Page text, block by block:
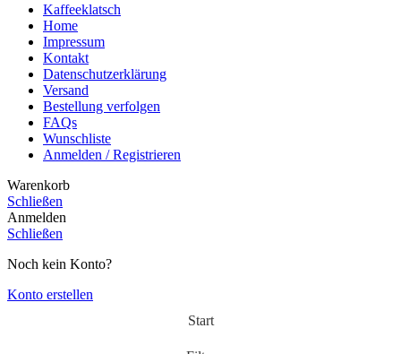
Kaffeeklatsch
Home
Impressum
Kontakt
Datenschutzerklärung
Versand
Bestellung verfolgen
FAQs
Wunschliste
Anmelden / Registrieren
Warenkorb
Schließen
Anmelden
Schließen
Noch kein Konto?
Konto erstellen
Start